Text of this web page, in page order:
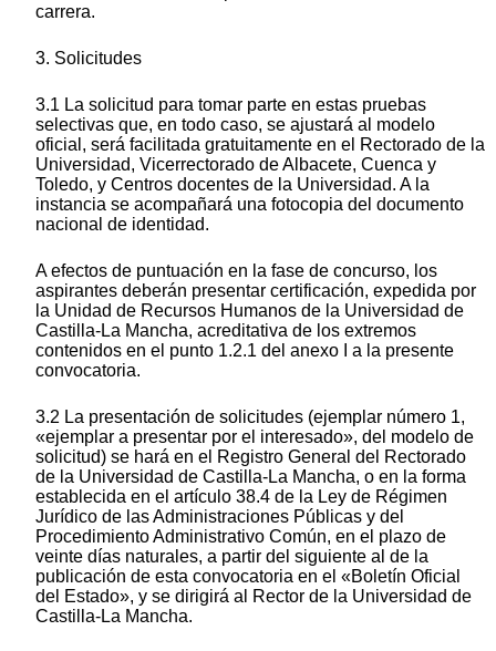
carrera.
3. Solicitudes
3.1 La solicitud para tomar parte en estas pruebas
selectivas que, en todo caso, se ajustará al modelo
oficial, será facilitada gratuitamente en el Rectorado de la
Universidad, Vicerrectorado de Albacete, Cuenca y
Toledo, y Centros docentes de la Universidad. A la
instancia se acompañará una fotocopia del documento
nacional de identidad.
A efectos de puntuación en la fase de concurso, los
aspirantes deberán presentar certificación, expedida por
la Unidad de Recursos Humanos de la Universidad de
Castilla-La Mancha, acreditativa de los extremos
contenidos en el punto 1.2.1 del anexo I a la presente
convocatoria.
3.2 La presentación de solicitudes (ejemplar número 1,
«ejemplar a presentar por el interesado», del modelo de
solicitud) se hará en el Registro General del Rectorado
de la Universidad de Castilla-La Mancha, o en la forma
establecida en el artículo 38.4 de la Ley de Régimen
Jurídico de las Administraciones Públicas y del
Procedimiento Administrativo Común, en el plazo de
veinte días naturales, a partir del siguiente al de la
publicación de esta convocatoria en el «Boletín Oficial
del Estado», y se dirigirá al Rector de la Universidad de
Castilla-La Mancha.